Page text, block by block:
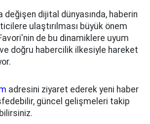
değişen dijital dünyasında, haberin
ulaştırılması büyük önem
de bu dinamiklere uyum
ve doğru habercilik ilkesiyle hareket
adresini ziyaret ederek yeni haber
güncel gelişmeleri takip